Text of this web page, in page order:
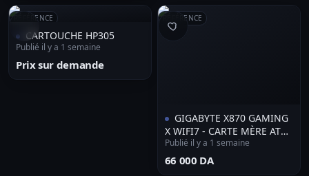
Backlit with Toucpad and
Rechargeable Battery
RÉFÉRENCE
CARTOUCHE HP305
Publié il y a 1 semaine
Prix sur demande
RÉFÉRENCE
GIGABYTE X870 GAMING
X WIFI7 - CARTE MÈRE ATX -
SOCKET AM5 - 4 x DDR5 - 1
x PCIe 5.0 X16 - 3 x M.2
Publié il y a 1 semaine
⁦66 000 DA⁩